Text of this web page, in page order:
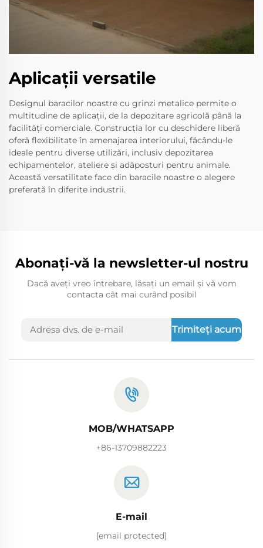
Aplicații versatile
Designul baracilor noastre cu grinzi metalice permite o
multitudine de aplicații, de la depozitare agricolă până la
facilități comerciale. Construcția lor cu deschidere liberă
oferă flexibilitate în amenajarea interiorului, făcându-le
ideale pentru diverse utilizări, inclusiv depozitarea
echipamentelor, ateliere și adăposturi pentru animale.
Această versatilitate face din baracile noastre o alegere
preferată în diferite industrii.
Abonați-vă la newsletter-ul nostru
Dacă aveți vreo întrebare, lăsați un email și vă vom
contacta cât mai curând posibil
Trimiteți acum
MOB/WHATSAPP
+86-13709882223
E-mail
[email protected]